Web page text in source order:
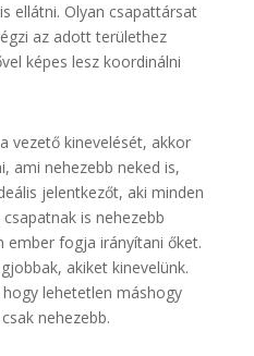
ellátni. Olyan csapattársat
az adott területhez
képes lesz koordinálni
vezető kinevelését, akkor
ami nehezebb neked is,
jelentkezőt, aki minden
is nehezebb
ember fogja irányítani őket.
akiket kinevelünk.
lehetetlen máshogy
nehezebb.